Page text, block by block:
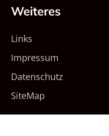
Weiteres
Links
Impressum
Datenschutz
SiteMap